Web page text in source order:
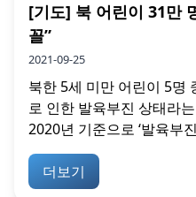
[기도] 북 어린이 31만
꼴”
2021-09-25
북한 5세 미만 어린이 5명
로 인한 발육부진 상태라
2020년 기준으로 ‘발육부
더보기